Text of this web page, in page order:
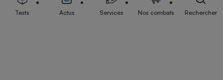
Tests Actus Services Nos combats Rechercher